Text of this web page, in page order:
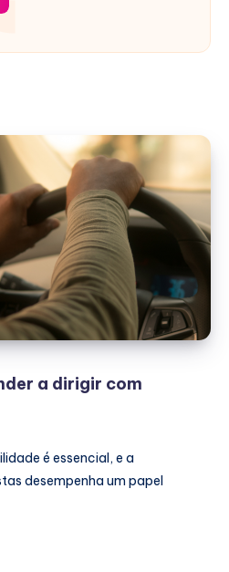
a dirigir com
é essencial, e a
desempenha um papel